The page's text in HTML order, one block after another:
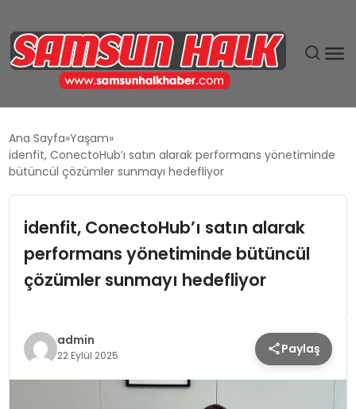
EĞITIM
GÜNDEM
MAGAZIN
SIYASET
SPOR
Ana Sayfa Yaşam
idenfit, ConectoHub’ı satın alarak performans yönetiminde
bütüncül çözümler sunmayı hedefliyor
idenfit, ConectoHub’ı satın alarak
performans yönetiminde bütüncül
çözümler sunmayı hedefliyor
admin
22 Eylül 2025 Paylaş